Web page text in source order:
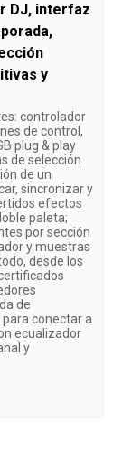
DJ, interfaz
y
controlador
de control,
plug & play
de selección
de un
sincronizar y
efectos
paleta;
por sección
y muestras
desde los
de
conectar a
ecualizador
y